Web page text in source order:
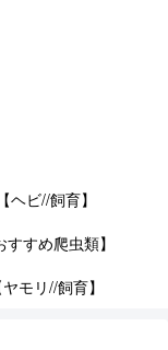
【ヘビ//飼育】
すすめ爬虫類】
ヤモリ//飼育】